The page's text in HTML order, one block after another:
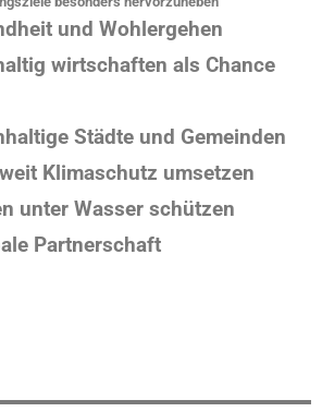
und Wohlergehen
wirtschaften als Chance
Städte und Gemeinden
Klimaschutz umsetzen
unter Wasser schützen
Partnerschaft